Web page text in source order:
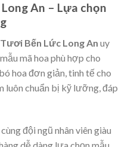
An – Lựa chọn
Bến Lức Long An uy
mã hoa phù hợp cho
hoa đơn giản, tinh tế cho
luôn chuẩn bị kỹ lưỡng, đáp
đội ngũ nhân viên giàu